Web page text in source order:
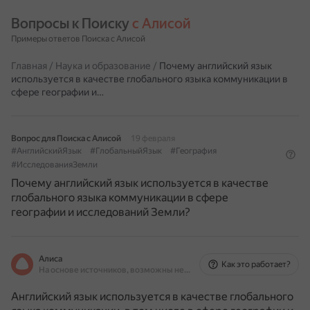
Вопросы к Поиску с Алисой
Примеры ответов Поиска с Алисой
Главная / Наука и образование / Почему английский язык
используется в качестве глобального языка коммуникации в
сфере географии и…
Вопрос для Поиска с Алисой
19 февраля
#АнглийскийЯзык
#ГлобальныйЯзык
#География
#ИсследованияЗемли
Почему английский язык используется в качестве
глобального языка коммуникации в сфере
географии и исследований Земли?
Алиса
На основе источников, возможны неточности
Как это работает?
Английский язык используется в качестве глобального